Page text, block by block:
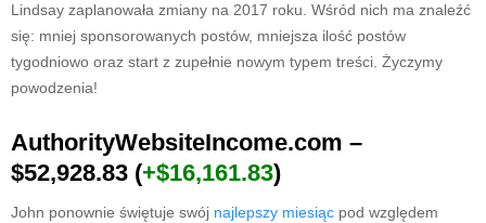
Lindsay zaplanowała zmiany na 2017 roku. Wśród nich ma znaleźć
się: mniej sponsorowanych postów, mniejsza ilość postów
tygodniowo oraz start z zupełnie nowym typem treści. Życzymy
powodzenia!
AuthorityWebsiteIncome.com –
$52,928.83 (+$16,161.83)
John ponownie świętuje swój najlepszy miesiąc pod względem